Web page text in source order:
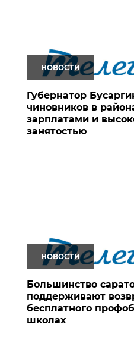
НОВОСТИ
Губернатор
чиновников в
зарплатами и
занятостью
НОВОСТИ
Большинство
поддерживают
бесплатного
школах